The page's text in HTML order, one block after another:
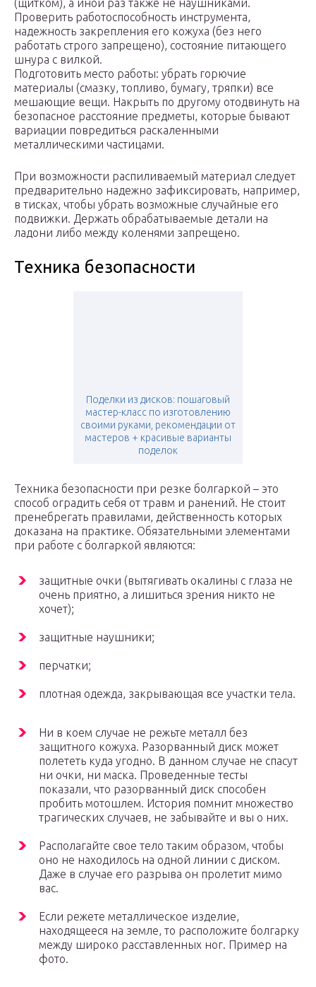
(щитком), а иной раз также не наушниками.
Проверить работоспособность инструмента,
надежность закрепления его кожуха (без него
работать строго запрещено), состояние питающего
шнура с вилкой.
Подготовить место работы: убрать горючие
материалы (смазку, топливо, бумагу, тряпки) все
мешающие вещи. Накрыть по другому отодвинуть на
безопасное расстояние предметы, которые бывают
вариации повредиться раскаленными
металлическими частицами.
При возможности распиливаемый материал следует
предварительно надежно зафиксировать, например,
в тисках, чтобы убрать возможные случайные его
подвижки. Держать обрабатываемые детали на
ладони либо между коленями запрещено.
Техника безопасности
Поделки из дисков: пошаговый
мастер-класс по изготовлению
своими руками, рекомендации от
мастеров + красивые варианты
поделок
Техника безопасности при резке болгаркой – это
способ оградить себя от травм и ранений. Не стоит
пренебрегать правилами, действенность которых
доказана на практике. Обязательными элементами
при работе с болгаркой являются:
защитные очки (вытягивать окалины с глаза не
очень приятно, а лишиться зрения никто не
хочет);
защитные наушники;
перчатки;
плотная одежда, закрывающая все участки тела.
Ни в коем случае не режьте металл без
защитного кожуха. Разорванный диск может
полететь куда угодно. В данном случае не спасут
ни очки, ни маска. Проведенные тесты
показали, что разорванный диск способен
пробить мотошлем. История помнит множество
трагических случаев, не забывайте и вы о них.
Располагайте свое тело таким образом, чтобы
оно не находилось на одной линии с диском.
Даже в случае его разрыва он пролетит мимо
вас.
Если режете металлическое изделие,
находящееся на земле, то расположите болгарку
между широко расставленных ног. Пример на
фото.